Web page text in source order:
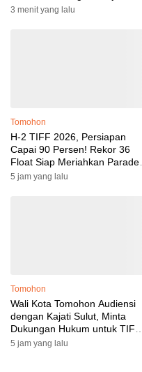
Tegaskan Kepatuhan Hukum
3 menit yang lalu
Tomohon
H-2 TIFF 2026, Persiapan
Capai 90 Persen! Rekor 36
Float Siap Meriahkan Parade
Bunga, Kursi VIP Ludes Terjual
5 jam yang lalu
Tomohon
Wali Kota Tomohon Audiensi
dengan Kajati Sulut, Minta
Dukungan Hukum untuk TIFF
2026
5 jam yang lalu